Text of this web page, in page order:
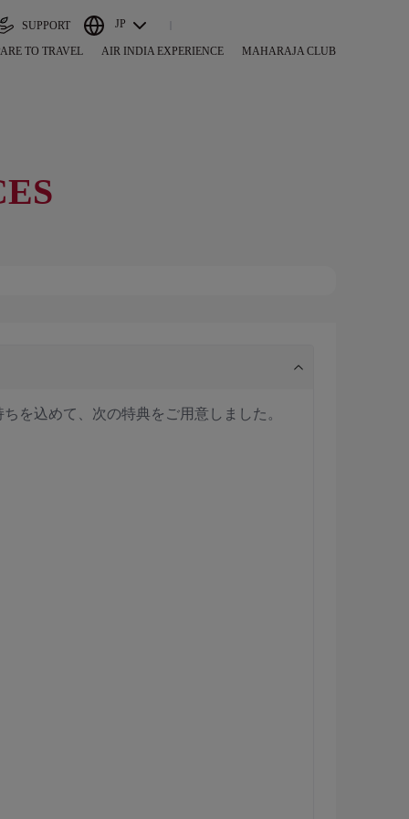
SUPPORT JP
TO TRAVEL AIR INDIA EXPERIENCE MAHARAJA CLUB
を込めて、次の特典をご用意しました。